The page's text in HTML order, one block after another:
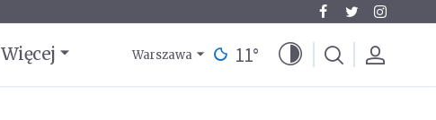
Więcej Warszawa 11°